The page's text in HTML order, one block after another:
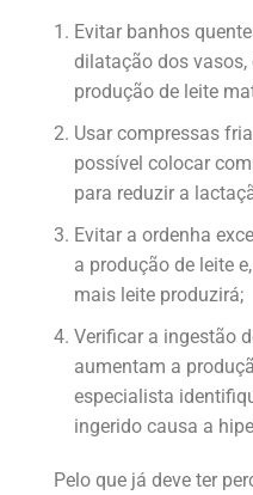
Evitar banhos
dilatação dos vasos,
produção de leite
Usar compressas
possível colocar
para reduzir a
Evitar a ordenha
a produção de leite
mais leite produzirá;
Verificar a ingestão
aumentam a
especialista
ingerido causa a
Pelo que já deve ter